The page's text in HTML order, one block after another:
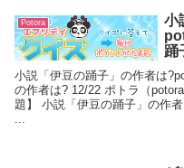
Potora
小
踊
小説「伊豆の踊子」の作者は
の作者は? 12/22 ポトラ（
題】 小説「伊豆の踊子」の作
...